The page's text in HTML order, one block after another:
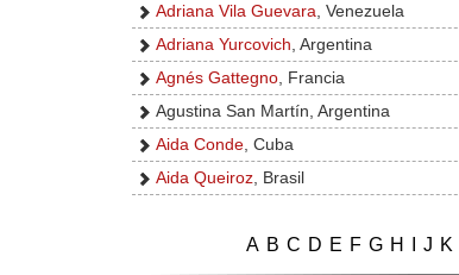
Adriana Vila Guevara , Venezuela
Adriana Yurcovich , Argentina
Agnés Gattegno , Francia
Agustina San Martín, Argentina
Aida Conde , Cuba
Aida Queiroz , Brasil
A B C D E F G H J K